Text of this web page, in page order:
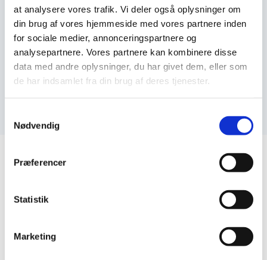
at analysere vores trafik. Vi deler også oplysninger om
din brug af vores hjemmeside med vores partnere inden
for sociale medier, annonceringspartnere og
analysepartnere. Vores partnere kan kombinere disse
data med andre oplysninger, du har givet dem, eller som
de har indsamlet fra din brug af deres tjenester.
Nødvendig
Præferencer
Statistik
Marketing
Teknisk support og dokumentasjon
Tilgang til portal og verktøy